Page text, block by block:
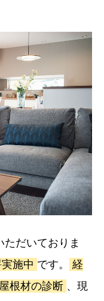
ただいておりま
施中 です。
経
根材の診断 、現